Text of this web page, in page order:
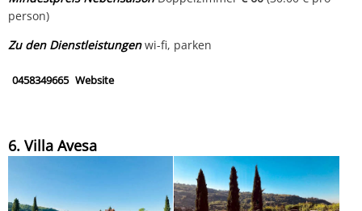
person)
Zu den Dienstleistungenwi-fi, parken
0458349665 Website
6. Villa Avesa